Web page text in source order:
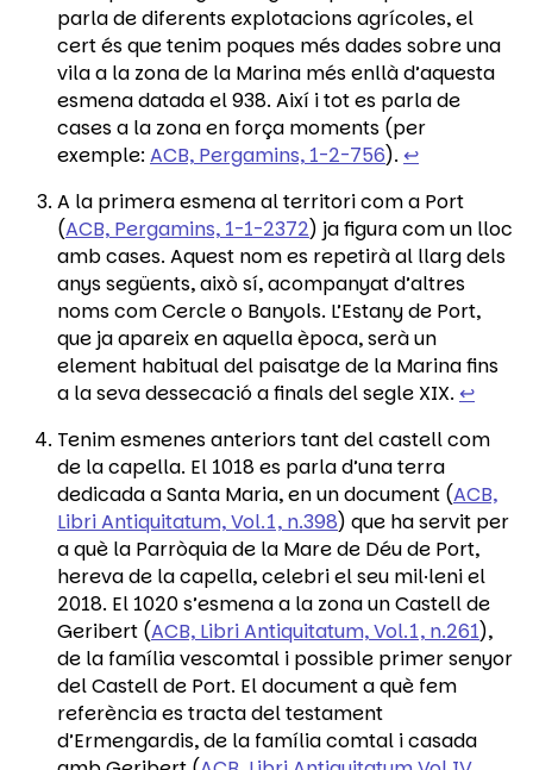
parla de diferents explotacions agrícoles, el
cert és que tenim poques més dades sobre una
vila a la zona de la Marina més enllà d’aquesta
esmena datada el 938. Així i tot es parla de
cases a la zona en força moments (per
exemple: ACB, Pergamins, 1-2-756). ↩︎
A la primera esmena al territori com a Port
(ACB, Pergamins, 1-1-2372) ja figura com un lloc
amb cases. Aquest nom es repetirà al llarg dels
anys següents, això sí, acompanyat d’altres
noms com Cercle o Banyols. L’Estany de Port,
que ja apareix en aquella època, serà un
element habitual del paisatge de la Marina fins
a la seva dessecació a finals del segle XIX. ↩︎
Tenim esmenes anteriors tant del castell com
de la capella. El 1018 es parla d’una terra
dedicada a Santa Maria, en un document (ACB,
Libri Antiquitatum, Vol.1, n.398) que ha servit per
a què la Parròquia de la Mare de Déu de Port,
hereva de la capella, celebri el seu mil·leni el
2018. El 1020 s’esmena a la zona un Castell de
Geribert (ACB, Libri Antiquitatum, Vol.1, n.261),
de la família vescomtal i possible primer senyor
del Castell de Port. El document a què fem
referència es tracta del testament
d’Ermengardis, de la família comtal i casada